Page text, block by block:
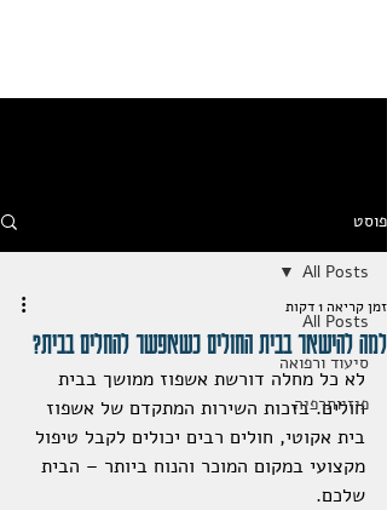
פוסט
All Posts
סיעוד ורפואה
פיזיותרפיה
All Posts
למה להישאר בבית החולים כשאפשר להחלים בבית?
זמן קריאה 1 דקות
לא כל מחלה דורשת אשפוז ממושך בבית
חולים. בזכות השירות המתקדם של אשפוז
בית אקוטי, חולים רבים יכולים לקבל טיפול
מקצועי במקום המוכר והנוח ביותר – הבית
שלכם.